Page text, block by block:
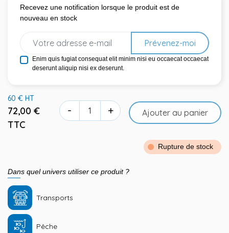
Recevez une notification lorsque le produit est de
nouveau en stock
Prévenez-moi
Enim quis fugiat consequat elit minim nisi eu occaecat occaecat
deserunt aliquip nisi ex deserunt.
60 € HT
72,00 €
TTC
- + Ajouter au panier
Rupture de stock
Dans quel univers utiliser ce produit ?
Transports
Pêche